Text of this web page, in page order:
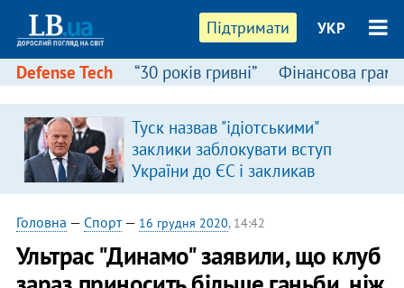
Підтримати УКР
Defense Tech “30 років гривні” Фінансова
Туск назвав "ідіотськими"
заклики заблокувати вступ
України до ЄС і закликав
припинити антиукраїнську
риторику
Головна — Спорт— 16 грудня 2020, 14:42
Ультрас "Динамо" заявили, що клуб